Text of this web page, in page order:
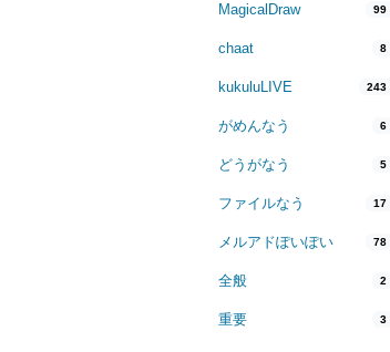
MagicalDraw 99
chaat 8
kukuluLIVE 243
がめんなう 6
どうがなう 5
ファイルなう 17
メルアドぽいぽい 78
全般 2
重要 3